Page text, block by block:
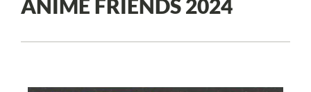
ANIME FRIENDS 2024